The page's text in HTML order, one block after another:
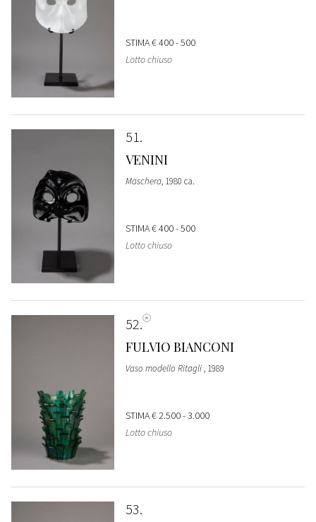
STIMA€ 400 - 500
Lotto chiuso
51
VENINI
Maschera, 1980 ca.
STIMA€ 400 - 500
Lotto chiuso
52
FULVIO BIANCONI
Vaso modello Ritagli, 1989
STIMA€ 2.500 - 3.000
Lotto chiuso
53